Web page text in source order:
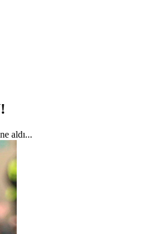
aldı...